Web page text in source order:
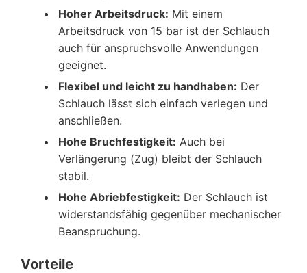
Hoher Arbeitsdruck: Mit einem
Arbeitsdruck von 15 bar ist der Schlauch
auch für anspruchsvolle Anwendungen
geeignet.
Flexibel und leicht zu handhaben: Der
Schlauch lässt sich einfach verlegen und
anschließen.
Hohe Bruchfestigkeit: Auch bei
Verlängerung (Zug) bleibt der Schlauch
stabil.
Hohe Abriebfestigkeit: Der Schlauch ist
widerstandsfähig gegenüber mechanischer
Beanspruchung.
Vorteile